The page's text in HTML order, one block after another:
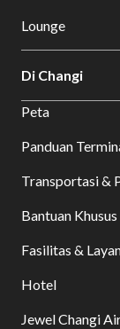
Lounge
Di Changi
Peta
Panduan
Transportasi &
Bantuan Khusus
Fasilitas &
Hotel
Jewel Changi